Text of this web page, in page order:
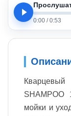
0:00 / 0:53
SHAMPOO
мойки и